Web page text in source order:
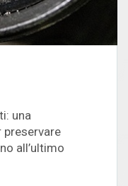
una
all’ultimo